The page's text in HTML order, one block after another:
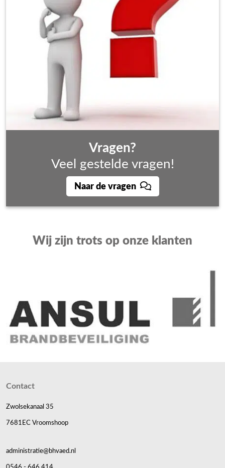
Vragen?
Veel gestelde vragen!
Naar de vragen
Wij zijn trots op onze klanten
Contact
Zwolsekanaal 35
7681EC Vroomshoop
administratie@bhvaed.nl
0546 - 646 414